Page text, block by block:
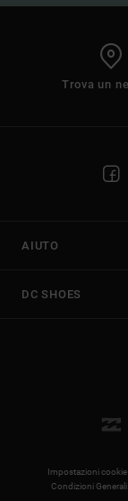
Trova un
AIUTO
DC SHOES
Impostazioni cookie
Condizioni Generali